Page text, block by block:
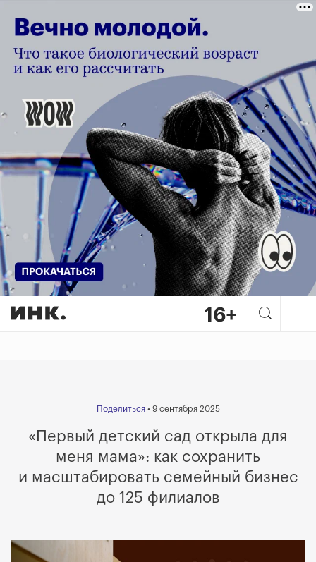
«Первый детский сад
Поделиться• 9 сентября 2025
« Первый детский сад открыла для
меня мама»: как сохранить
и масштабировать семейный бизнес
до 125 филиалов